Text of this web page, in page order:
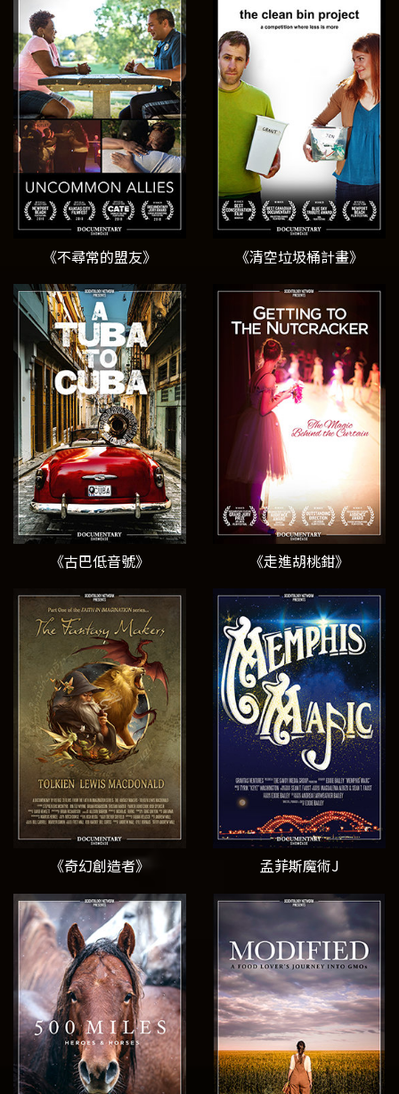
《不尋常的盟友》 《清空垃圾桶計畫》
《古巴低音號》 《走進胡桃鉗》
《奇幻創造者》 孟菲斯魔術J